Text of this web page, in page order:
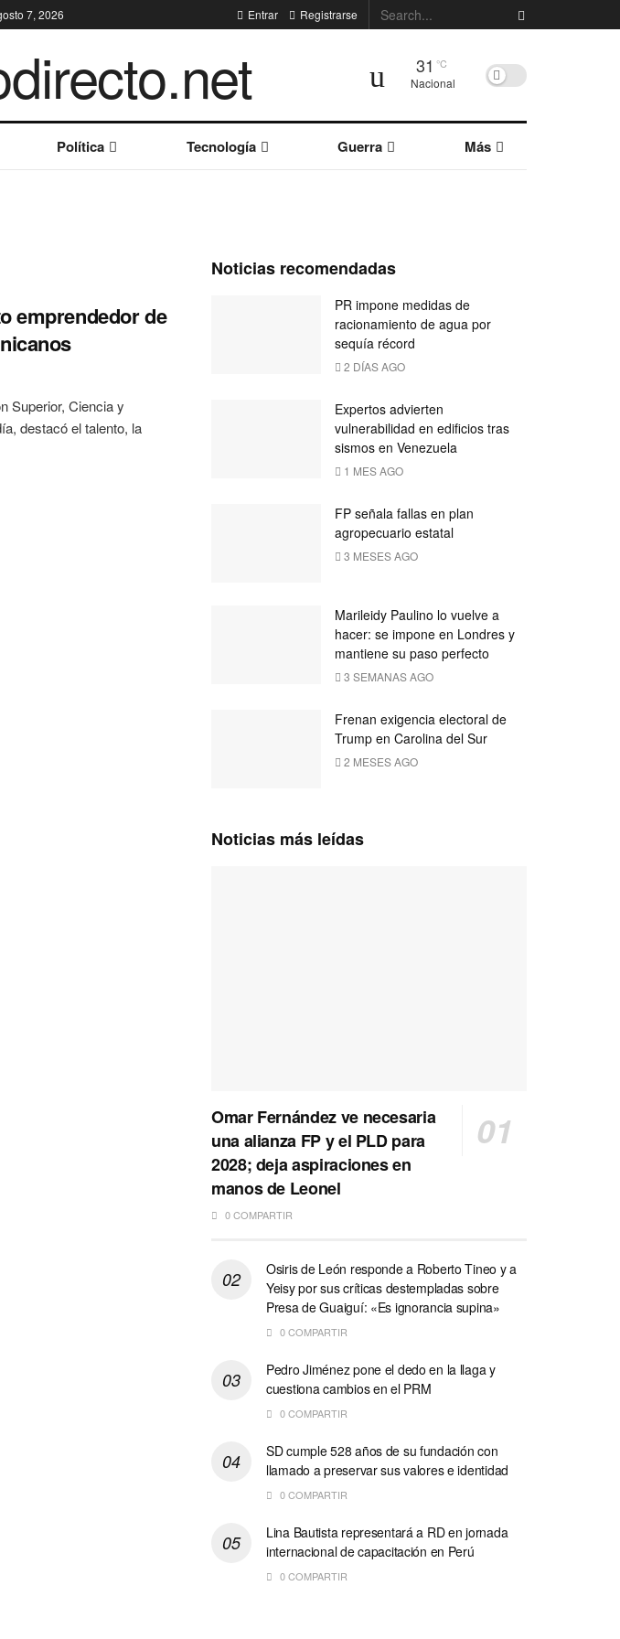
7, 2026 Entrar Registrarse
31 °C
Nacional
Política Tecnología Guerra Más
emprendedor de
Superior, Ciencia y
destacó el talento, la
Noticias recomendadas
PR impone medidas de
racionamiento de agua por
sequía récord
2 DÍAS AGO
Expertos advierten
vulnerabilidad en edificios tras
sismos en Venezuela
1 MES AGO
FP señala fallas en plan
agropecuario estatal
3 MESES AGO
Marileidy Paulino lo vuelve a
hacer: se impone en Londres y
mantiene su paso perfecto
3 SEMANAS AGO
Frenan exigencia electoral de
Trump en Carolina del Sur
2 MESES AGO
Noticias más leídas
Omar Fernández ve necesaria
una alianza FP y el PLD para
2028; deja aspiraciones en
manos de Leonel
0 COMPARTIR
Osiris de León responde a Roberto Tineo y a
Yeisy por sus críticas destempladas sobre
Presa de Guaiguí: «Es ignorancia supina»
0 COMPARTIR
Pedro Jiménez pone el dedo en la llaga y
cuestiona cambios en el PRM
0 COMPARTIR
SD cumple 528 años de su fundación con
llamado a preservar sus valores e identidad
0 COMPARTIR
Lina Bautista representará a RD en jornada
internacional de capacitación en Perú
0 COMPARTIR